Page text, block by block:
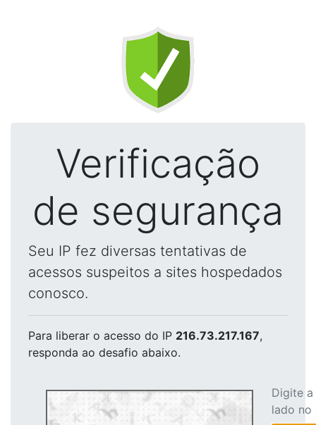
Verificação
de segurança
Seu IP fez diversas tentativas de
acessos suspeitos a sites hospedados
conosco.
Para liberar o acesso do IP 216.73.217.167,
responda ao desafio abaixo.
Digite
lado no